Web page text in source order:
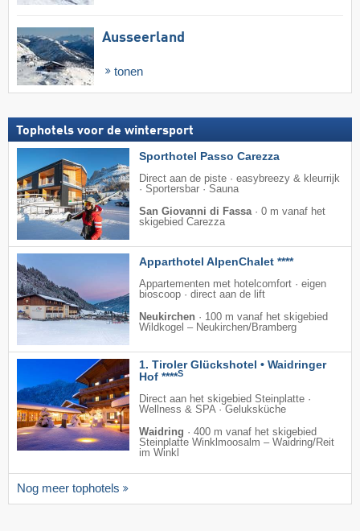
Ausseerland
tonen
Tophotels voor de wintersport
Sporthotel Passo Carezza
Direct aan de piste · easybreezy & kleurrijk
· Sportersbar · Sauna
San Giovanni di Fassa· 0 m vanaf het
skigebied Carezza
Apparthotel AlpenChalet ****
Appartementen met hotelcomfort · eigen
bioscoop · direct aan de lift
Neukirchen · 100 m vanaf het skigebied
Wildkogel – Neukirchen/​Bramberg
1. Tiroler Glückshotel • Waidringer
Hof ****S
Direct aan het skigebied Steinplatte ·
Wellness & SPA · Geluksküche
Waidring · 400 m vanaf het skigebied
Steinplatte Winklmoosalm – Waidring/​Reit
im Winkl
Nog meer tophotels